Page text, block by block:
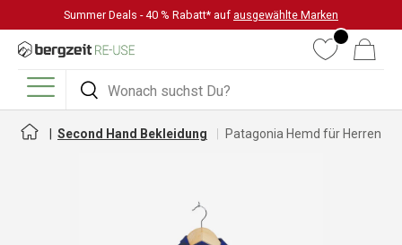
DIREKT ZUM INHALT
Summer Deals - 40 % Rabatt* auf ausgewählte Marken
Suchen
Suchen
WunschlisteWarenkorb
Menü
Second Hand Bekleidung Patagonia Hemd für Herren